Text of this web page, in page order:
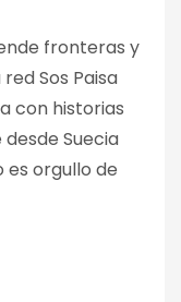
fronteras y
Sos Paisa
con historias
Suecia
orgullo de